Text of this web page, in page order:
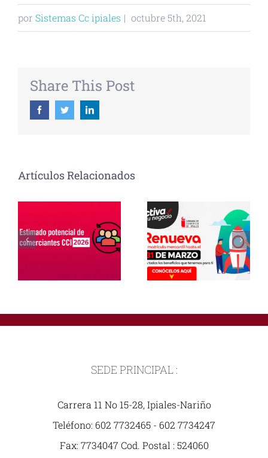
por Sistemas Cc ipiales | octubre 5th, 2021
Share This Post
FacebookTwitterLinkedin
Artículos Relacionados
SEDE PRINCIPAL :
Carrera 11 No 15-28, Ipiales-Nariño
Teléfono: 602 7732465 - 602 7734247
Fax: 7734047 Cod. Postal : 524060